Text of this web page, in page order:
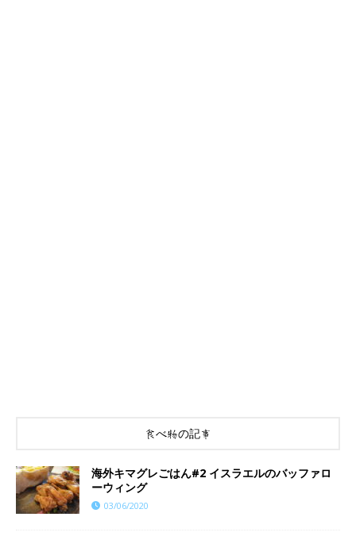
食べ物の記事
海外キマグレごはん#2 イスラエルのバッファロ
ーウィング
03/06/2020